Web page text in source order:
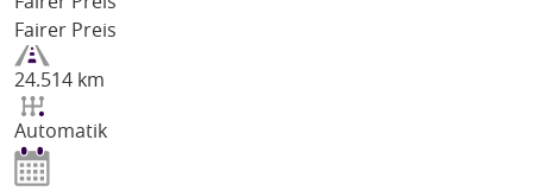
Fairer Preis
24.514 km
Automatik